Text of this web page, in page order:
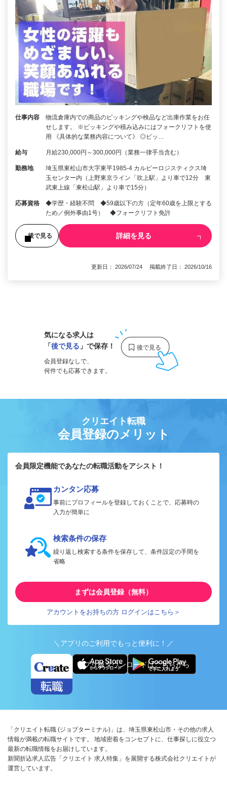
仕事内容
物流倉庫内での商品のピッキングや検品など出庫作業をお任
せします。 ※ピッキングや積み込みにはフォークリフトを使
用 《具体的な業務内容について》 ◎ピッ…
給与 月給230,000円～300,000円（業務一律手当含む）
勤務地
埼玉県東松山市大字東平1985-4 カルビーロジスティクス埼
玉センター内（上野東京ライン「吹上駅」より車で12分 東
武東上線「東松山駅」より車で15分）
応募資格
◆学歴・経験不問 ◆59歳以下の方（定年60歳を上限とする
ため／例外事由1号） ◆フォークリフト免許
後で見る 詳細を見る
更新日： 2026/07/24 掲載終了日： 2026/10/16
気になる求人は
「後で見る 」で保存！
会員登録なしで、
何件でも応募できます。
クリエイト転職
会員登録のメリット
会員限定機能であなたの転職活動をアシスト！
カンタン応募
事前にプロフィールを登録しておくことで、応募時の
入力が簡単に
検索条件の保存
繰り返し検索する条件を保存して、条件設定の手間を
省略
まずは会員登録（無料）
アカウントをお持ちの方 ログインはこちら＞
＼アプリのご利用でもっと便利に！／
アプリ版ダウンロードはこちらから
「クリエイト転職 (ジョブターミナル)」は、埼玉県東松山市・その他の求人
情報が満載の転職サイトです。 地域密着をコンセプトに、仕事探しに役立つ
最新の転職情報をお届けしています。
新聞折込求人広告「クリエイト 求人特集」を展開する株式会社クリエイトが
運営しています。